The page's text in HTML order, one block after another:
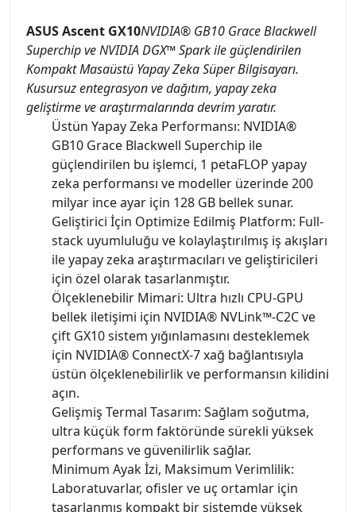
ASUS Ascent GX10NVIDIA® GB10 Grace Blackwell
Superchip ve NVIDIA DGX™ Spark ile güçlendirilen
Kompakt Masaüstü Yapay Zeka Süper Bilgisayarı.
Kusursuz entegrasyon ve dağıtım, yapay zeka
geliştirme ve araştırmalarında devrim yaratır.
Üstün Yapay Zeka Performansı: NVIDIA®
GB10 Grace Blackwell Superchip ile
güçlendirilen bu işlemci, 1 petaFLOP yapay
zeka performansı ve modeller üzerinde 200
milyar ince ayar için 128 GB bellek sunar.
Geliştirici İçin Optimize Edilmiş Platform: Full-
stack uyumluluğu ve kolaylaştırılmış iş akışları
ile yapay zeka araştırmacıları ve geliştiricileri
için özel olarak tasarlanmıştır.
Ölçeklenebilir Mimari: Ultra hızlı CPU-GPU
bellek iletişimi için NVIDIA® NVLink™-C2C ve
çift GX10 sistem yığınlamasını desteklemek
için NVIDIA® ConnectX-7 xağ bağlantısıyla
üstün ölçeklenebilirlik ve performansın kilidini
açın.
Gelişmiş Termal Tasarım: Sağlam soğutma,
ultra küçük form faktöründe sürekli yüksek
performans ve güvenilirlik sağlar.
Minimum Ayak İzi, Maksimum Verimlilik:
Laboratuvarlar, ofisler ve uç ortamlar için
tasarlanmış kompakt bir sistemde yüksek